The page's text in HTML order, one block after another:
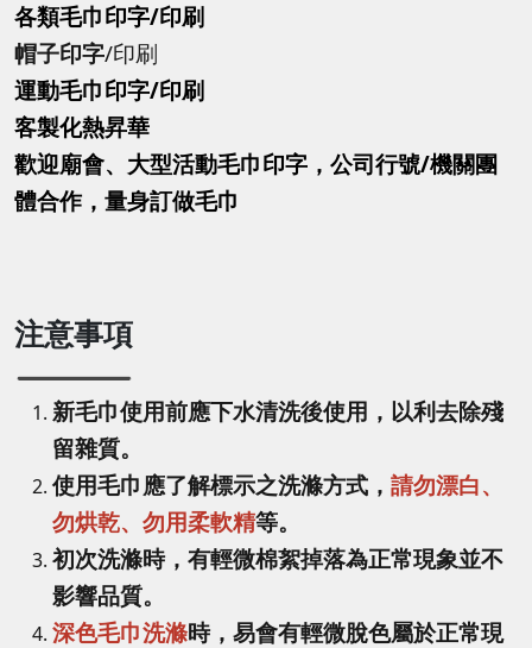
各類毛巾印字/印刷
帽子印字/印刷
運動毛巾印字/印刷
客製化熱昇華
歡迎廟會、大型活動毛巾印字，公司行號/機關團
體合作，量身訂做毛巾
注意事項
新毛巾使用前應下水清洗後使用，以利去除殘
留雜質。
使用毛巾應了解標示之洗滌方式， 請勿漂白、
勿烘乾、勿用柔軟精等。
初次洗滌時，有輕微棉絮掉落為正常現象並不
影響品質。
深色毛巾洗滌時，易會有輕微脫色屬於正常現